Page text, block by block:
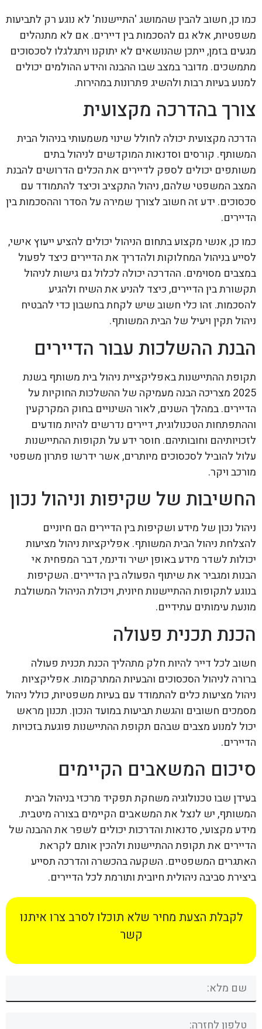
כמו כן, חשוב להבין שהמושג 'התיישנות' לא נוגע רק לתביעות
משפטיות, אלא גם להסכמות בין דיירים. אם לא מתנהלים
מגעים בזמן, ייתכן שהנושאים לא יתוקנו ויתגלגלו לסכסוכים
מתמשכים. מדובר במצב שבו ההבנה והידע ההולמים יכולים
למנוע בעיות רבות ולהשיג פתרונות במהירות.
צורך בהדרכה מקצועית
הדרכה מקצועית יכולה לחולל שינוי משמעותי בניהול הבית
המשותף. קורסים וסדנאות המוקדשים לניהול בתים
משותפים יכולים לספק לדיירים את הכלים הדרושים להבנת
המצב המשפטי שלהם, ניהול התקציב וכיצד להתמודד עם
סכסוכים. ידע זה חשוב לצורך שמירה על הסדר וההסכמות בין
הדיירים.
כמו כן, אנשי מקצוע בתחום הניהול יכולים להציע ייעוץ אישי,
לסייע בניהול המחלוקות ולהדריך את הדיירים כיצד לפעול
במצבים מסוימים. ההדרכה יכולה לכלול גם גישות לניהול
תקשורת בין הדיירים, כיצד להניע את השיח ולהגיע
להסכמות. זהו כלי חשוב שיש לקחת בחשבון כדי להבטיח
ניהול תקין ויעיל של הבית המשותף.
הבנת ההשלכות עבור הדיירים
תקופת ההתיישנות באפליקציית ניהול בית משותף בשנת
2025 מצריכה הבנה מעמיקה של ההשלכות החוקיות על
הדיירים. במהלך השנים, לאור השינויים בחוק המקרקעין
וההתפתחות הטכנולוגית, דיירים נדרשים להיות מודעים
לזכויותיהם וחובותיהם. חוסר ידע על תקופות ההתיישנות
עלול להוביל לסכסוכים מיותרים, אשר ידרשו פתרון משפטי
מורכב ויקר.
החשיבות של שקיפות וניהול נכון
ניהול נכון של מידע ושקיפות בין הדיירים הם חיוניים
להצלחת ניהול הבית המשותף. אפליקציות ניהול מציעות
יכולות לשדר מידע באופן ישיר ודינמי, דבר המפחית אי
הבנות ומגביר את שיתוף הפעולה בין הדיירים. השקיפות
בנוגע לתקופות ההתיישנות חיונית, ויכולת הניהול המשולבת
מונעת עימותים עתידיים.
הכנת תכנית פעולה
חשוב לכל דייר להיות חלק מתהליך הכנת תכנית פעולה
ברורה לניהול הסכסוכים והבעיות המתרקמות. אפליקציות
ניהול מציעות כלים להתמודד עם בעיות משפטיות, כולל ניהול
מסמכים חשובים והגשת תביעות במועד הנכון. תכנון מראש
יכול למנוע מצבים שבהם תקופת ההתיישנות פוגעת בזכויות
הדיירים.
סיכום המשאבים הקיימים
בעידן שבו טכנולוגיה משחקת תפקיד מרכזי בניהול הבית
המשותף, יש לנצל את המשאבים הקיימים בצורה מיטבית.
מידע מקצועי, סדנאות והדרכות יכולים לשפר את ההבנה של
הדיירים את תקופת ההתיישנות ולהכין אותם לקראת
האתגרים המשפטיים. השקעה בהכשרה והדרכה תסייע
ביצירת סביבה ניהולית חיובית ותורמת לכל הדיירים.
לקבלת הצעת מחיר שלא תוכלו לסרב צרו איתנו
קשר